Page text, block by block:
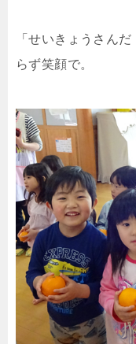
「せいきょうさん
らず笑顔で。